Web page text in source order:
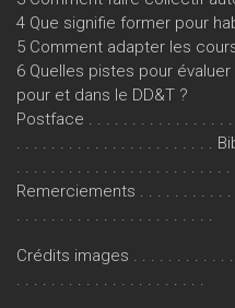
Rédigé par trois conseillères
Learning Lab, ce cahier est
qui se poursuit aujourd’hui,
communauté de pratique sur
4 Que signifie former pour
5 Comment adapter les
6 Quelles pistes pour évaluer
pour et dans le DD&T ?
Postface . . . . . . . . . . . . . . . . .
. . . . . . . . . . . . . . . . . . . . . . .
Remerciements . . . . . . . . . . .
Crédits images . . . . . . . . . . . .